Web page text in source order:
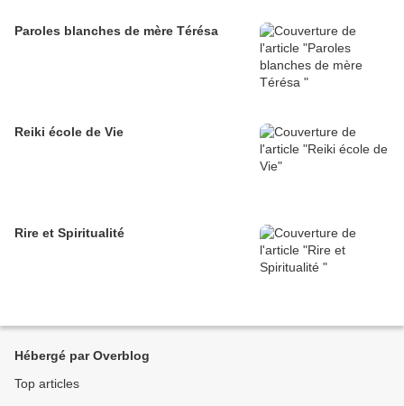
Paroles blanches de mère Térésa
Reiki école de Vie
Rire et Spiritualité
Hébergé par Overblog
Top articles